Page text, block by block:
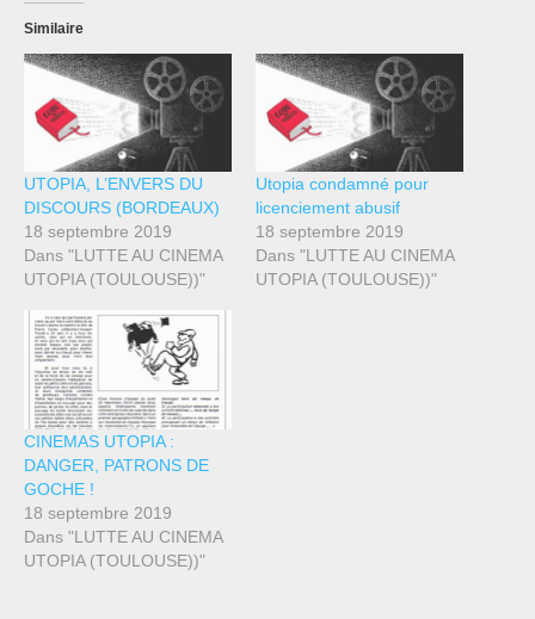
Similaire
UTOPIA, L’ENVERS DU
DISCOURS (BORDEAUX)
18 septembre 2019
Dans "LUTTE AU CINEMA
UTOPIA (TOULOUSE))"
Utopia condamné pour
licenciement abusif
18 septembre 2019
Dans "LUTTE AU CINEMA
UTOPIA (TOULOUSE))"
CINEMAS UTOPIA :
DANGER, PATRONS DE
GOCHE !
18 septembre 2019
Dans "LUTTE AU CINEMA
UTOPIA (TOULOUSE))"